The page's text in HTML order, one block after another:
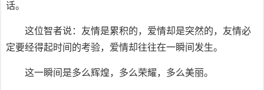
话。
这位智者说：友情是累积的，爱情却是突然的，友情必
定要经得起时间的考验，爱情却往往在一瞬间发生。
这一瞬间是多么辉煌，多么荣耀，多么美丽。